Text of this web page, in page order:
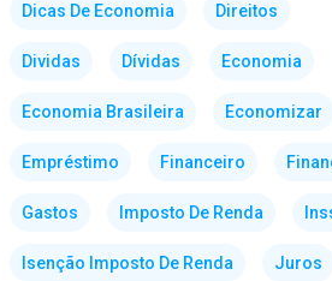
Dicas De Economia Direitos
Dividas Dívidas Economia
Economia Brasileira Economizar
Empréstimo Financeiro
Gastos Imposto De Renda
Isenção Imposto De Renda Juros